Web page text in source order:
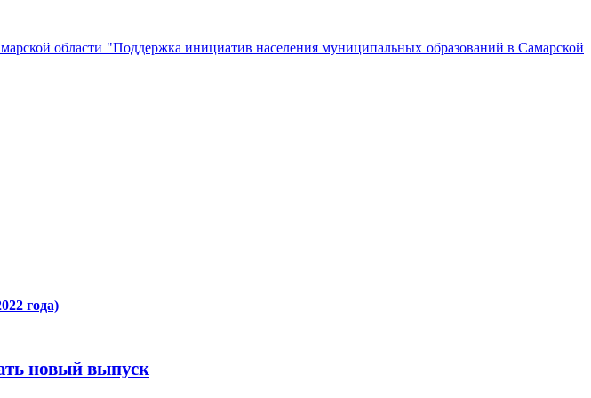
области "Поддержка инициатив населения муниципальных образований в Самарской
года)
новый выпуск